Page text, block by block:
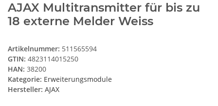
AJAX Multitransmitter für bis zu
18 externe Melder Weiss
Artikelnummer: 511565594
GTIN: 4823114015250
HAN: 38200
Kategorie: Erweiterungsmodule
Hersteller: AJAX